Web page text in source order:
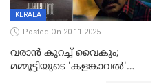
KERALA
Posted On 20-11-2025
വരാൻ കുറച്ച് വൈകും;
മമ്മൂട്ടിയുടെ 'കളങ്കാവൽ'